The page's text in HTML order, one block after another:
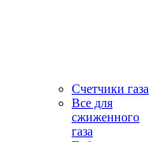
Счетчики газа
Все для
сжиженного
газа